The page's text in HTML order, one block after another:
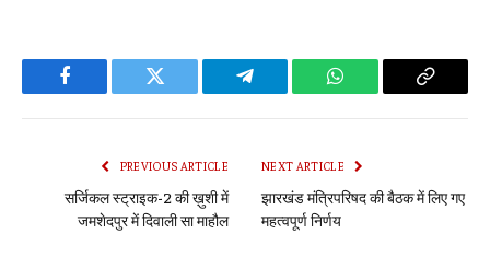
Facebook Twitter Telegram WhatsApp Copy
PREVIOUS ARTICLE
सर्जिकल स्ट्राइक-2 की ख़ुशी में
जमशेदपुर में दिवाली सा माहौल
NEXT ARTICLE
झारखंड मंत्रिपरिषद की बैठक में लिए गए
महत्वपूर्ण निर्णय